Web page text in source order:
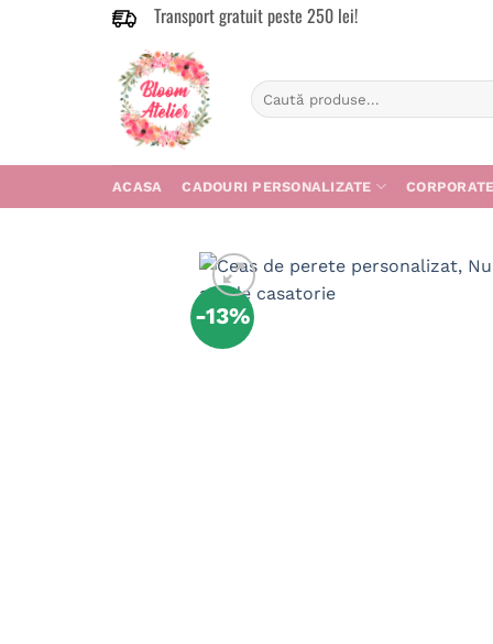
Transport gratuit peste 250 lei!
Caută
după:
ACASA CADOURI PERSONALIZATE CORPORATE
-13%